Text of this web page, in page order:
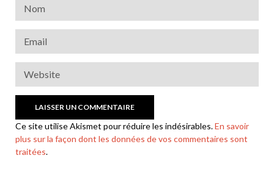
Ce site utilise Akismet pour réduire les indésirables.En savoir
plus sur la façon dont les données de vos commentaires sont
traitées.